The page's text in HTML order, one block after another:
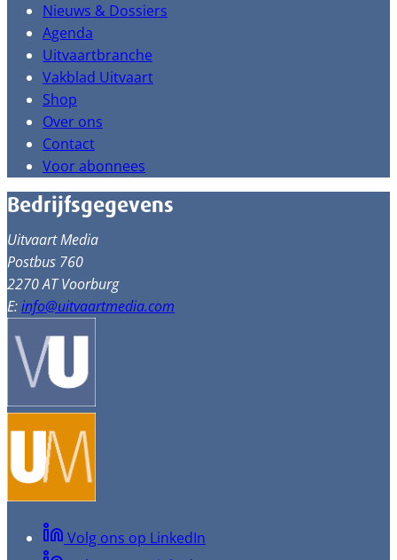
Nieuws & Dossiers
Agenda
Uitvaartbranche
Vakblad Uitvaart
Shop
Over ons
Contact
Voor abonnees
Bedrijfsgegevens
Uitvaart Media
Postbus 760
2270 AT Voorburg
E:info@uitvaartmedia.com
Volg ons op LinkedIn